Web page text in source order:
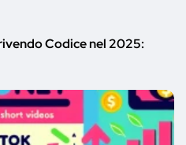
Codice nel 2025: